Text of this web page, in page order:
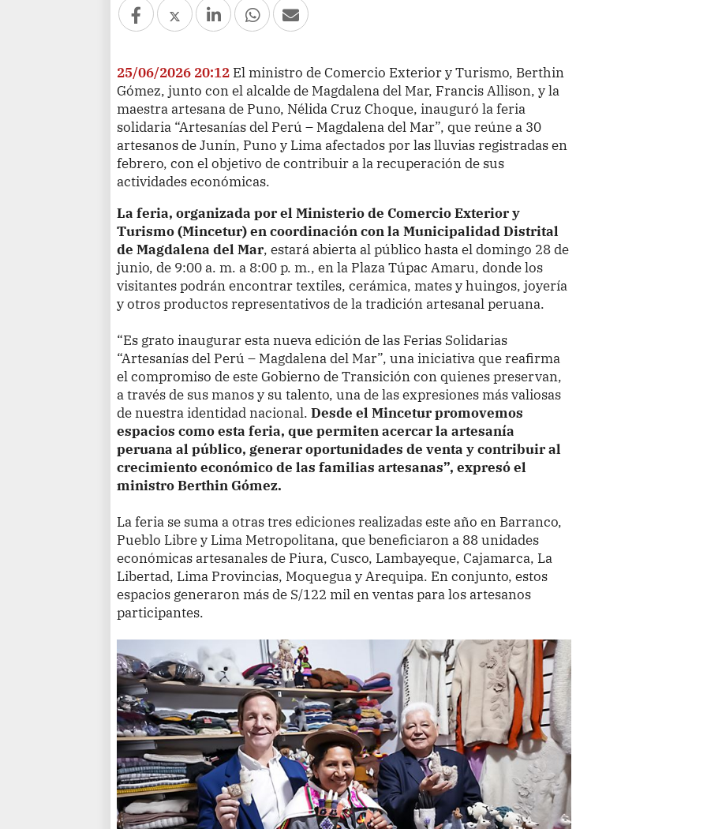
25/06/2026 20:12 El ministro de Comercio Exterior y Turismo, Berthin
Gómez, junto con el alcalde de Magdalena del Mar, Francis Allison, y la
maestra artesana de Puno, Nélida Cruz Choque, inauguró la feria
solidaria “Artesanías del Perú – Magdalena del Mar”, que reúne a 30
artesanos de Junín, Puno y Lima afectados por las lluvias registradas en
febrero, con el objetivo de contribuir a la recuperación de sus
actividades económicas.
La feria, organizada por el Ministerio de Comercio Exterior y
Turismo (Mincetur) en coordinación con la Municipalidad Distrital
de Magdalena del Mar, estará abierta al público hasta el domingo 28 de
junio, de 9:00 a. m. a 8:00 p. m., en la Plaza Túpac Amaru, donde los
visitantes podrán encontrar textiles, cerámica, mates y huingos, joyería
y otros productos representativos de la tradición artesanal peruana.
“Es grato inaugurar esta nueva edición de las Ferias Solidarias
“Artesanías del Perú – Magdalena del Mar”, una iniciativa que reafirma
el compromiso de este Gobierno de Transición con quienes preservan,
a través de sus manos y su talento, una de las expresiones más valiosas
de nuestra identidad nacional.Desde el Mincetur promovemos
espacios como esta feria, que permiten acercar la artesanía
peruana al público, generar oportunidades de venta y contribuir al
crecimiento económico de las familias artesanas”, expresó el
ministro Berthin Gómez.
La feria se suma a otras tres ediciones realizadas este año en Barranco,
Pueblo Libre y Lima Metropolitana, que beneficiaron a 88 unidades
económicas artesanales de Piura, Cusco, Lambayeque, Cajamarca, La
Libertad, Lima Provincias, Moquegua y Arequipa. En conjunto, estos
espacios generaron más de S/122 mil en ventas para los artesanos
participantes.